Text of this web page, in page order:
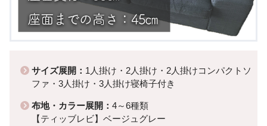
サイズ展開： 1人掛け・2人掛け・2人掛けコンパクトソ
ファ・3人掛け・3人掛け寝椅子付き
布地・カラー展開：4～6種類
【ティッブレビ】ベージュグレー